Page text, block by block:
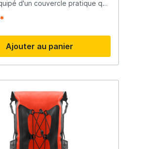
d'un couvercle pratique qui
De cette façon, les
Ajouter au panier